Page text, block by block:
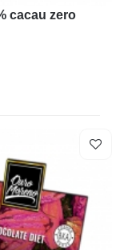
cacau zero